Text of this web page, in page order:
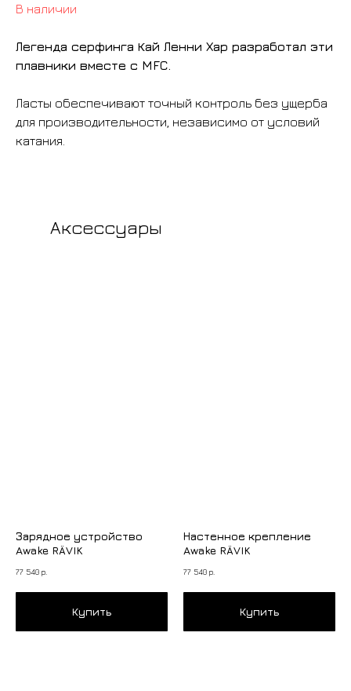
В наличии
Легенда серфинга Кай Ленни Хар разработал эти
плавники вместе с MFC.
Ласты обеспечивают точный контроль без ущерба
для производительности, независимо от условий
катания.
Аксессуары
Зарядное устройство
Awake RÄVIK
77 540 р.
Купить
Настенное крепление
Awake RÄVIK
77 540 р.
Купить